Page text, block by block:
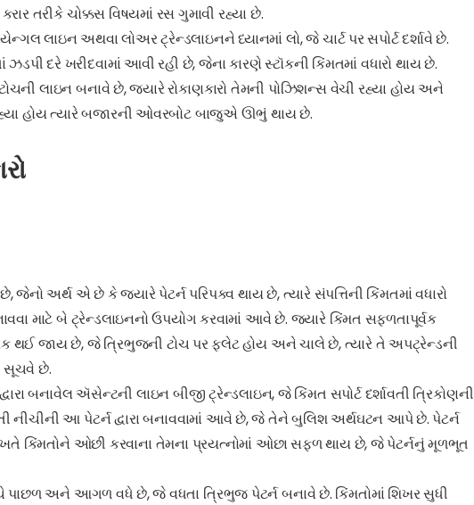
તરીકે ચોક્કસ વિષયમાં રસ ગુમાવી રહ્યા છે.
લાઇન અથવા લોઅર ટ્રેન્ડલાઇનને ધ્યાનમાં લો, જે ચાર્ટ પર સપોર્ટ દર્શાવે છે.
દરે ખરીદવામાં આવી રહી છે, જેના કારણે સ્ટૉકની કિંમતમાં વધારો થાય છે.
લાઇન બનાવે છે, જ્યારે રોકાણકારો તેમની પોઝિશન્સ વેચી રહ્યા હોય અને
હોય ત્યારે બજારની ઓવરબોટ બાજુએ ઊભું થાય છે.
જેનો અર્થ એ છે કે જ્યારે પેટર્ન પરિપક્વ થાય છે, ત્યારે સંપત્તિની કિંમતમાં વધારો
માટે બે ટ્રેન્ડલાઇનનો ઉપયોગ કરવામાં આવે છે. જ્યારે કિંમત સફળતાપૂર્વક
થઈ જાય છે, જે ત્રિભુજની ટોચ પર ફ્લેટ હોય અને ચાલે છે, ત્યારે તે અપટ્રેન્ડની
સૂચવે છે.
બનાવેલ ઍસેન્ટની લાઇન બીજી ટ્રેન્ડલાઇન, જે કિંમત સપોર્ટ દર્શાવતી ત્રિકોણની
નીચીની આ પેટર્ન દ્વારા બનાવવામાં આવે છે, જે તેને બુલિશ અર્થઘટન આપે છે. પેટર્ન
કિંમતોને ઓછી કરવાના તેમના પ્રયત્નોમાં ઓછા સફળ થાય છે, જે પેટર્નનું મૂળભૂત
પાછળ અને આગળ વધે છે, જે વધતા ત્રિભુજ પેટર્ન બનાવે છે. કિંમતોમાં શિખર સુધી